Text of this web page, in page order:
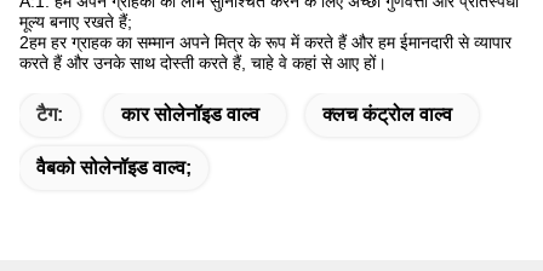
मूल्य बनाए रखते हैं;
2हम हर ग्राहक का सम्मान अपने मित्र के रूप में करते हैं और हम ईमानदारी से व्यापार
करते हैं और उनके साथ दोस्ती करते हैं, चाहे वे कहां से आए हों।
टैग: कार सोलेनॉइड वाल्व क्लच कंट्रोल वाल्व
वैबको सोलेनॉइड वाल्व;